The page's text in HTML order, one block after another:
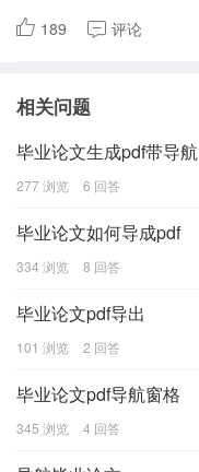
189 评论
相关问题
毕业论文生成pdf带导航
277 浏览 6 回答
毕业论文如何导成pdf
334 浏览 8 回答
毕业论文pdf导出
101 浏览 2 回答
毕业论文pdf导航窗格
345 浏览 4 回答